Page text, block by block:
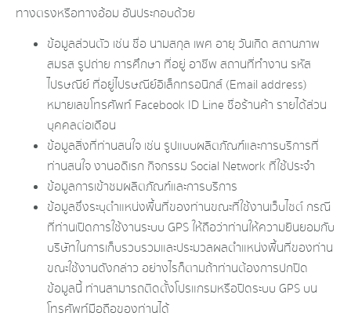
ทางตรงหรือทางอ้อม อันประกอบด้วย
ข้อมูลส่วนตัว เช่น ชื่อ นามสกุล เพศ อายุ วันเกิด สถานภาพ
สมรส รูปถ่าย การศึกษา ที่อยู่ อาชีพ สถานที่ทำงาน รหัส
ไปรษณีย์ ที่อยู่ไปรษณีย์อิเล็กทรอนิกส์ (Email address)
หมายเลขโทรศัพท์ Facebook ID Line ชื่อร้านค้า รายได้ส่วน
บุคคลต่อเดือน
ข้อมูลสิ่งที่ท่านสนใจ เช่น รูปแบบผลิตภัณฑ์และการบริการที่
ท่านสนใจ งานอดิเรก กิจกรรม Social Network ที่ใช้ประจำ
ข้อมูลการเข้าชมผลิตภัณฑ์และการบริการ
ข้อมูลซึ่งระบุตำแหน่งพื้นที่ของท่านขณะที่ใช้งานเว็บไซต์ กรณี
ที่ท่านเปิดการใช้งานระบบ GPS ให้ถือว่าท่านให้ความยินยอมกับ
บริษัทในการเก็บรวบรวมและประมวลผลตำแหน่งพื้นที่ของท่าน
ขณะใช้งานดังกล่าว อย่างไรก็ตามถ้าท่านต้องการปกปิด
ข้อมูลนี้ ท่านสามารถติดตั้งโปรแกรมหรือปิดระบบ GPS บน
โทรศัพท์มือถือของท่านได้